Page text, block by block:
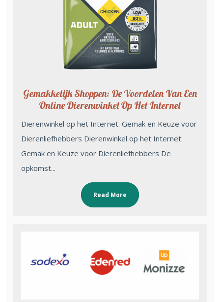
Gemakkelijk Shoppen: De Voordelen Van Een
Online Dierenwinkel Op Het Internet
Dierenwinkel op het Internet: Gemak en Keuze voor
Dierenliefhebbers Dierenwinkel op het Internet:
Gemak en Keuze voor Dierenliefhebbers De
opkomst...
Read More